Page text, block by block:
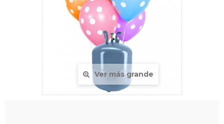
Ver más grande